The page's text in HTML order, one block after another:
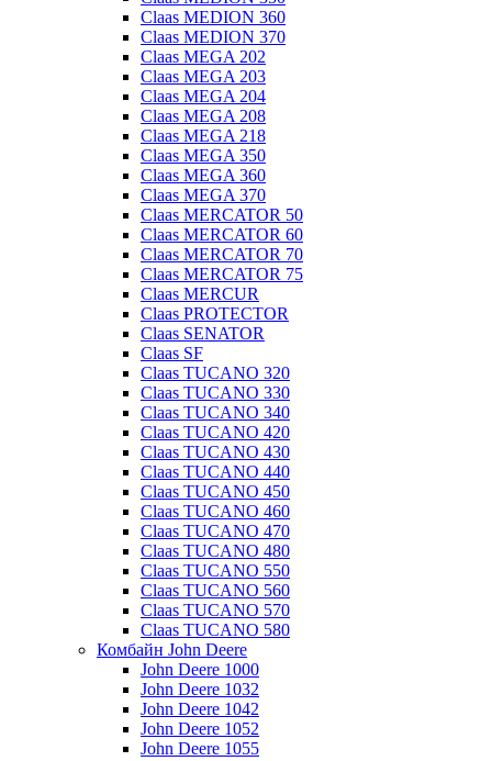
Claas MEDION 360
Claas MEDION 370
Claas MEGA 202
Claas MEGA 203
Claas MEGA 204
Claas MEGA 208
Claas MEGA 218
Claas MEGA 350
Claas MEGA 360
Claas MEGA 370
Claas MERCATOR 50
Claas MERCATOR 60
Claas MERCATOR 70
Claas MERCATOR 75
Claas MERCUR
Claas PROTECTOR
Claas SENATOR
Claas SF
Claas TUCANO 320
Claas TUCANO 330
Claas TUCANO 340
Claas TUCANO 420
Claas TUCANO 430
Claas TUCANO 440
Claas TUCANO 450
Claas TUCANO 460
Claas TUCANO 470
Claas TUCANO 480
Claas TUCANO 550
Claas TUCANO 560
Claas TUCANO 570
Claas TUCANO 580
Комбайн John Deere
John Deere 1000
John Deere 1032
John Deere 1042
John Deere 1052
John Deere 1055